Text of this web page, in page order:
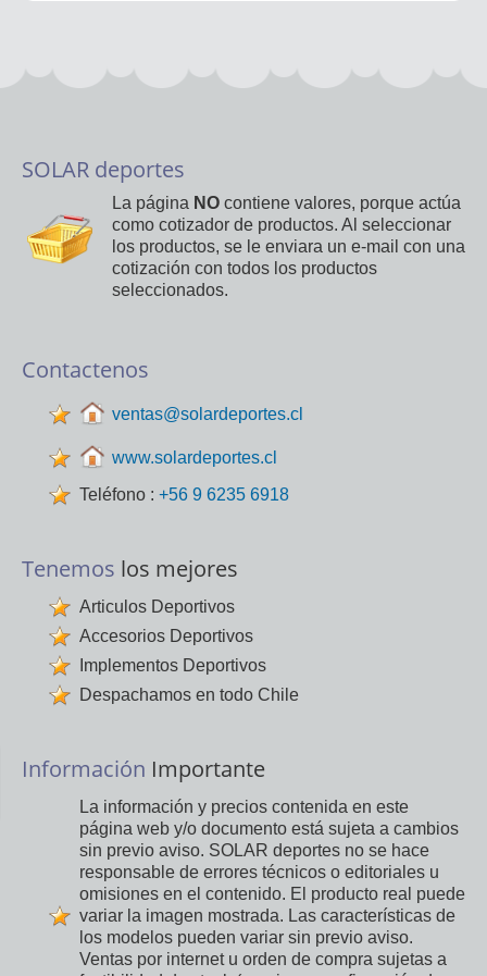
SOLAR deportes
La página NO contiene valores, porque actúa
como cotizador de productos. Al seleccionar
los productos, se le enviara un e-mail con una
cotización con todos los productos
seleccionados.
Contactenos
ventas@solardeportes.cl
www.solardeportes.cl
Teléfono : +56 9 6235 6918
Tenemos los mejores
Articulos Deportivos
Accesorios Deportivos
Implementos Deportivos
Despachamos en todo Chile
Información Importante
La información y precios contenida en este
página web y/o documento está sujeta a cambios
sin previo aviso. SOLAR deportes no se hace
responsable de errores técnicos o editoriales u
omisiones en el contenido. El producto real puede
variar la imagen mostrada. Las características de
los modelos pueden variar sin previo aviso.
Ventas por internet u orden de compra sujetas a